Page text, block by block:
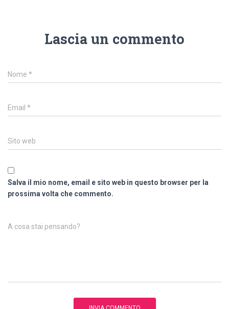
Lascia un commento
Nome *
Email *
Sito web
Salva il mio nome, email e sito web in questo browser per la
prossima volta che commento.
A cosa stai pensando?